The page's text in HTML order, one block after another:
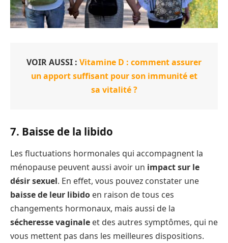
VOIR AUSSI : Vitamine D : comment assurer
un apport suffisant pour son immunité et
sa vitalité ?
7. Baisse de la libido
Les fluctuations hormonales qui accompagnent la
ménopause peuvent aussi avoir un impact sur le
désir sexuel. En effet, vous pouvez constater une
baisse de leur libido en raison de tous ces
changements hormonaux, mais aussi de la
sécheresse vaginale et des autres symptômes, qui ne
vous mettent pas dans les meilleures dispositions.